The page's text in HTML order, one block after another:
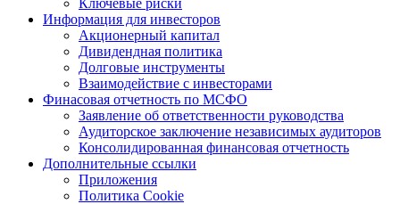
Ключевые риски
Информация для инвесторов
Акционерный капитал
Дивидендная политика
Долговые инструменты
Взаимодействие с инвеcторами
Финасовая отчетность по МСФО
Заявление об ответственности руководства
Аудиторское заключение независимых аудиторов
Консолидированная финансовая отчетность
Дополнительные ссылки
Приложения
Политика Cookie